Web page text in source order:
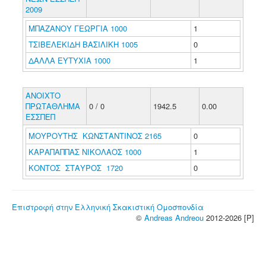
2009
ΜΠΑΖΑΝΟΥ ΓΕΩΡΓΙΑ 1000
1
ΤΣΙΒΕΛΕΚΙΔΗ ΒΑΣΙΛΙΚΗ 1005
0
ΔΑΛΛΑ ΕΥΤΥΧΙΑ 1000
1
ΑΝΟΙΧΤΟ
ΠΡΩΤΑΘΛΗΜΑ
ΕΣΣΠΕΠ
0 / 0 1942.5 0.00
ΜΟΥΡΟΥΤΗΣ ΚΩΝΣΤΑΝΤΙΝΟΣ 2165
0
ΚΑΡΑΠΑΠΠΑΣ ΝΙΚΟΛΑΟΣ 1000
1
ΚΟΝΤΟΣ ΣΤΑΥΡΟΣ 1720
0
Επιστροφή στην Ελληνική Σκακιστική Ομοσπονδία
© Andreas Andreou 2012-2026 [P]